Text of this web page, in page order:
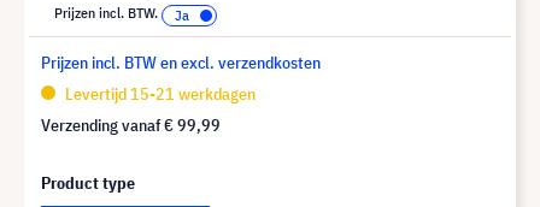
Prijzen incl. BTW.
Prijzen incl. BTW en excl. verzendkosten
Levertijd 15-21 werkdagen
Verzending vanaf€ 99,99
Product type